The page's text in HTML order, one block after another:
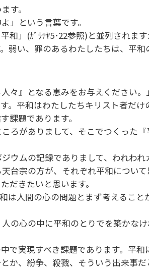
す。
よ」という言葉です。
和」(ｶﾞﾗﾃﾔ5･22参照)と並列されま
弱い、罪のあるわたしたちは、平
々』となる恵みをお与えください
。平和はわたしたちキリスト者だ
す課題であります。
ろがありまして、そこでつくった『
ウムの記録でありまして、われわ
台宗の方が、それぞれ平和につい
だきたいと思います。
人間の心の問題とまず考えること
人の心の中に平和のとりでを築かな
で実現すべき課題であります。平
か、紛争、殺戮、そういう出来事